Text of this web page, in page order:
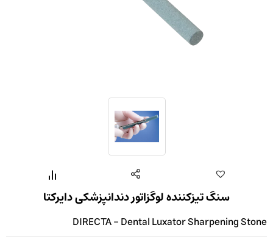
سنگ تیزکننده لوگزاتور دندانپزشکی دایرکتا
DIRECTA - Dental Luxator Sharpening Stone